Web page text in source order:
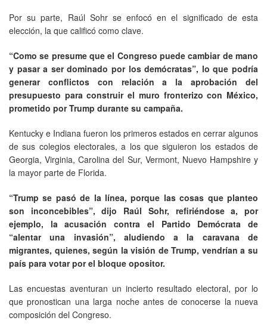
Por su parte, Raúl Sohr se enfocó en el significado de esta
elección, la que calificó como clave.
“Como se presume que el Congreso puede cambiar de mano
y pasar a ser dominado por los demócratas”, lo que podría
generar conflictos con relación a la aprobación del
presupuesto para construir el muro fronterizo con México,
prometido por Trump durante su campaña.
Kentucky e Indiana fueron los primeros estados en cerrar algunos
de sus colegios electorales, a los que siguieron los estados de
Georgia, Virginia, Carolina del Sur, Vermont, Nuevo Hampshire y
la mayor parte de Florida.
“Trump se pasó de la línea, porque las cosas que planteo
son inconcebibles”, dijo Raúl Sohr, refiriéndose a, por
ejemplo, la acusación contra el Partido Demócrata de
“alentar una invasión”, aludiendo a la caravana de
migrantes, quienes, según la visión de Trump, vendrían a su
país para votar por el bloque opositor.
Las encuestas aventuran un incierto resultado electoral, por lo
que pronostican una larga noche antes de conocerse la nueva
composición del Congreso.